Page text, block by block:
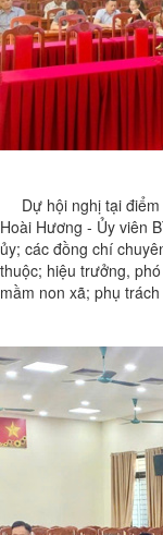
Dự hội nghị tại điểm
Hoài Hương - Ủy viên
ủy; các đồng chí
thuộc; hiệu trưởng,
mầm non xã; phụ